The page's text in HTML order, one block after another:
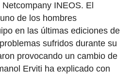
INEOS. El
de los hombres
en las últimas ediciones de
sufridos durante su
provocando un cambio de
Erviti ha explicado con